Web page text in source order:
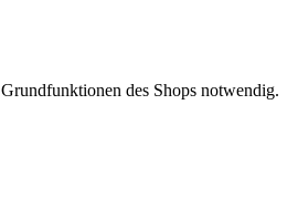
des Shops notwendig.